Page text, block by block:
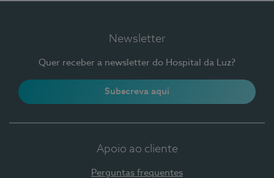
Newsletter
Quer receber a newsletter do Hospital da Luz?
Subscreva aqui
Apoio ao cliente
Perguntas frequentes